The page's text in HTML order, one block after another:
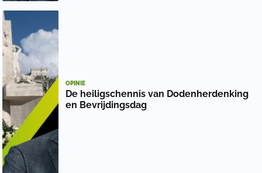
OPINIE
De heiligschennis van Dodenherdenking
en Bevrijdingsdag